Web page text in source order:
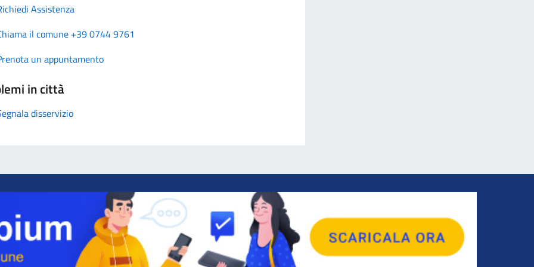
Assistenza
il comune +39 0744 9761
un appuntamento
in città
disservizio